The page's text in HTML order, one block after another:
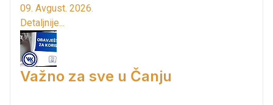
09. Avgust. 2026.
Detaljnije...
Važno za sve u Čanju